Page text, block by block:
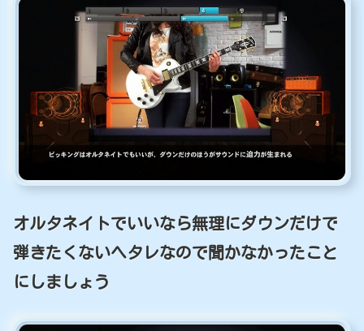
オルタネイトでいいなら無理にダウンだけで
弾きたくないヘタレなので聞かなかったこと
にしましょう